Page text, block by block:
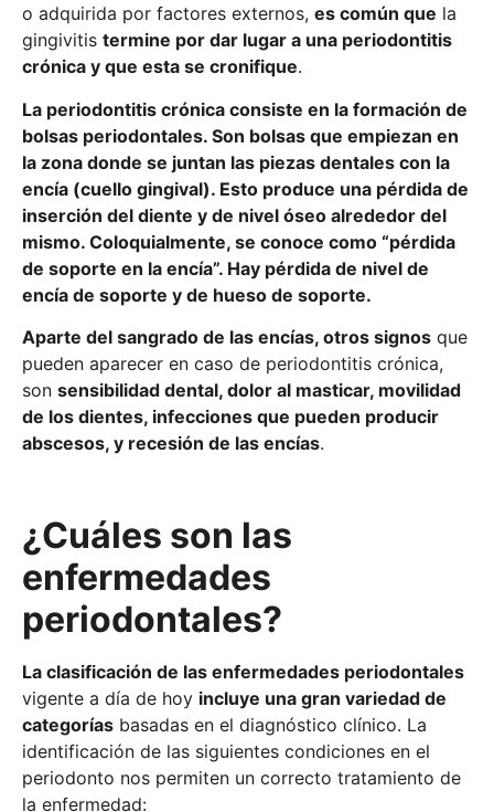
o adquirida por factores externos, es común que la
gingivitis termine por dar lugar a una periodontitis
crónica y que esta se cronifique.
La periodontitis crónica consiste en la formación de
bolsas periodontales. Son bolsas que empiezan en
la zona donde se juntan las piezas dentales con la
encía (cuello gingival). Esto produce una pérdida de
inserción del diente y de nivel óseo alrededor del
mismo. Coloquialmente, se conoce como “pérdida
de soporte en la encía”. Hay pérdida de nivel de
encía de soporte y de hueso de soporte.
Aparte del sangrado de las encías, otros signos que
pueden aparecer en caso de periodontitis crónica,
son sensibilidad dental, dolor al masticar, movilidad
de los dientes, infecciones que pueden producir
abscesos, y recesión de las encías.
¿Cuáles son las
enfermedades
periodontales?
La clasificación de las enfermedades periodontales
vigente a día de hoy incluye una gran variedad de
categorías basadas en el diagnóstico clínico. La
identificación de las siguientes condiciones en el
periodonto nos permiten un correcto tratamiento de
la enfermedad: